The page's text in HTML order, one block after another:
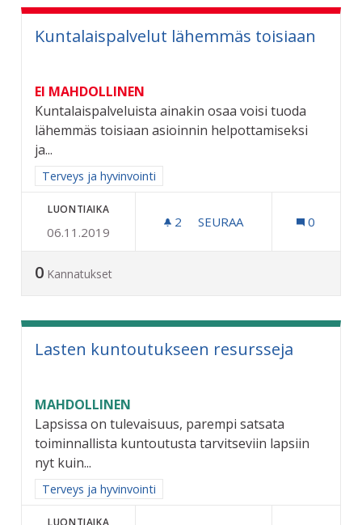
Kuntalaispalvelut lähemmäs toisiaan
EI MAHDOLLINEN
Kuntalaispalveluista ainakin osaa voisi tuoda
lähemmäs toisiaan asioinnin helpottamiseksi
ja...
Rajaa tulokset aihepiirin mukaan: Terveys ja hyvinvointi
Terveys ja hyvinvointi
LUONTIAIKA
06.11.2019
2 2 SEURAAJAA
SEURAA 0
0 Kannatukset
Lasten kuntoutukseen resursseja
MAHDOLLINEN
Lapsissa on tulevaisuus, parempi satsata
toiminnallista kuntoutusta tarvitseviin lapsiin
nyt kuin...
Rajaa tulokset aihepiirin mukaan: Terveys ja hyvinvointi
Terveys ja hyvinvointi